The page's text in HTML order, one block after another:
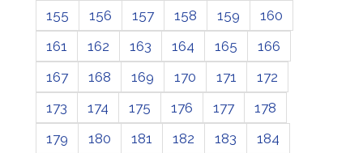
155
156 157 158 159
160
161
162 163 164 165
166
167
168 169 170 171
172
173
174 175 176 177
178
179
180 181 182 183
184